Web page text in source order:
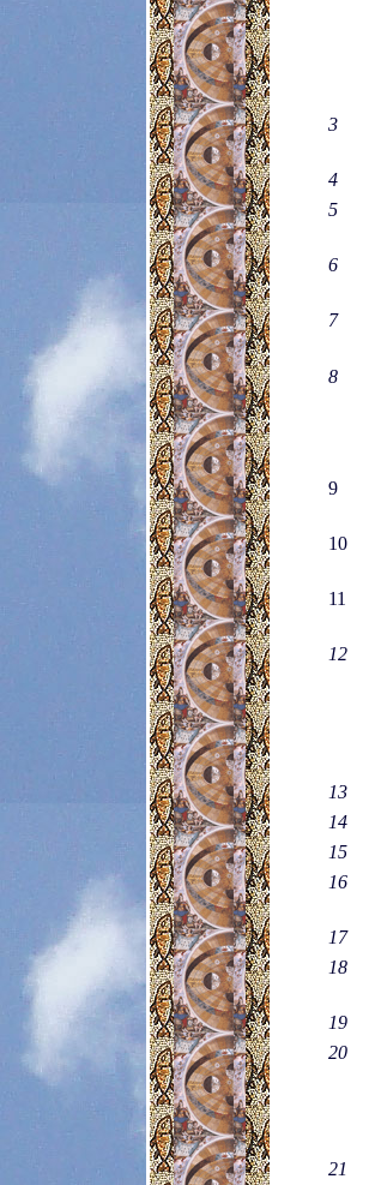
3
4
5
6
7
8
9
10
11
12
13
14
15
16
17
18
19
20
21